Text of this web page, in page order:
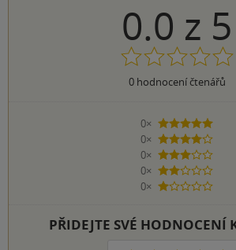
0.0 z 5
0hodnocení čtenářů
0×
5 hvězdiček
0×
4 hvězdičky
0×
3 hvězdičky
0×
2 hvězdičky
0×
1 hvezdička
PŘIDEJTE SVÉ HODNOCENÍ